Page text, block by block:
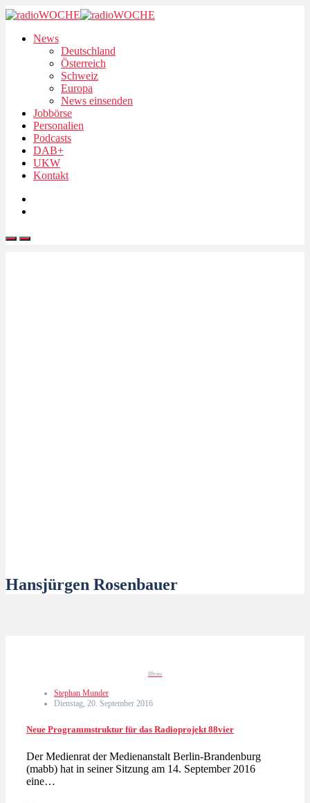
News
Deutschland
Österreich
Schweiz
Europa
News einsenden
Jobbörse
Personalien
Podcasts
DAB+
UKW
Kontakt
Hansjürgen Rosenbauer
88vier
Stephan Munder
Dienstag, 20. September 2016
Neue Programmstruktur für das Radioprojekt 88vier
Der Medienrat der Medienanstalt Berlin-Brandenburg
(mabb) hat in seiner Sitzung am 14. September 2016
eine…